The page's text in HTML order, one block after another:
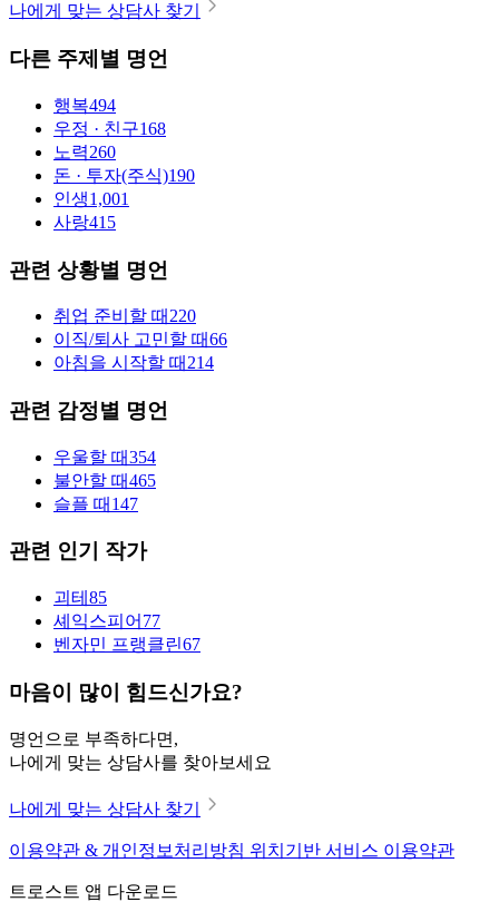
나에게 맞는 상담사 찾기
다른 주제별 명언
행복494
우정 · 친구168
노력260
돈 · 투자(주식)190
인생1,001
사랑415
관련 상황별 명언
취업 준비할 때 220
이직/퇴사 고민할 때66
아침을 시작할 때 214
관련 감정별 명언
우울할 때354
불안할 때465
슬플 때 147
관련 인기 작가
괴테 85
셰익스피어 77
벤자민 프랭클린67
마음이 많이 힘드신가요?
명언으로 부족하다면,
나에게 맞는 상담사를 찾아보세요
나에게 맞는 상담사 찾기
이용약관 & 개인정보처리방침 위치기반 서비스 이용약관
트로스트 앱 다운로드